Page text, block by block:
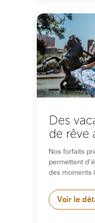
Des
de rêve
Nos forfaits
permettent
des moments
Voir le